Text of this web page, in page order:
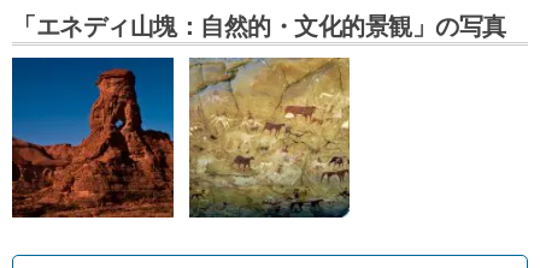
「エネディ山塊：自然的・文化的景観」の写真